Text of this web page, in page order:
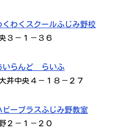
くわくスクールふじみ野校
３－１－３６
いらんど らいふ
井中央４－１８－２７
ビープラスふじみ野教室
２－１－２０